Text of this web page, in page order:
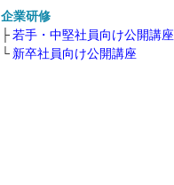
企業研修
若手・中堅社員向け公開講座
新卒社員向け公開講座